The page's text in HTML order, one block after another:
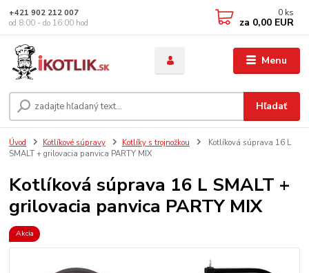
Menu
Hľadať
+421 902 212 007
od 8:00 - do 16:00 hod
0 ks
za 0,00 EUR
Úvod Kotlíkové súpravy Kotlíky s trojnožkou
Kotlíková súprava 16 L
SMALT + grilovacia panvica PARTY MIX
Kotlíková súprava 16 L SMALT +
grilovacia panvica PARTY MIX
Akcia